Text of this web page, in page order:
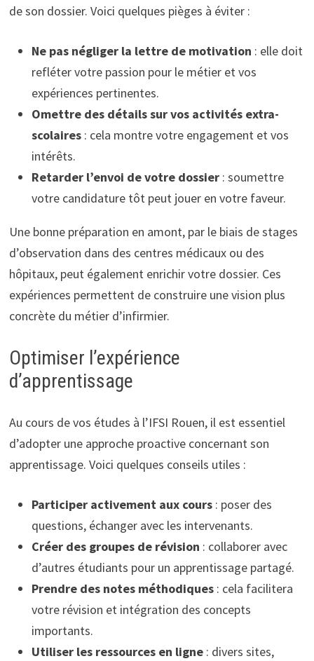
de son dossier. Voici quelques pièges à éviter :
Ne pas négliger la lettre de motivation : elle doit
refléter votre passion pour le métier et vos
expériences pertinentes.
Omettre des détails sur vos activités extra-
scolaires: cela montre votre engagement et vos
intérêts.
Retarder l’envoi de votre dossier: soumettre
votre candidature tôt peut jouer en votre faveur.
Une bonne préparation en amont, par le biais de stages
d’observation dans des centres médicaux ou des
hôpitaux, peut également enrichir votre dossier. Ces
expériences permettent de construire une vision plus
concrète du métier d’infirmier.
Optimiser l’expérience
d’apprentissage
Au cours de vos études à l’IFSI Rouen, il est essentiel
d’adopter une approche proactive concernant son
apprentissage. Voici quelques conseils utiles :
Participer activement aux cours: poser des
questions, échanger avec les intervenants.
Créer des groupes de révision : collaborer avec
d’autres étudiants pour un apprentissage partagé.
Prendre des notes méthodiques: cela facilitera
votre révision et intégration des concepts
importants.
Utiliser les ressources en ligne: divers sites,